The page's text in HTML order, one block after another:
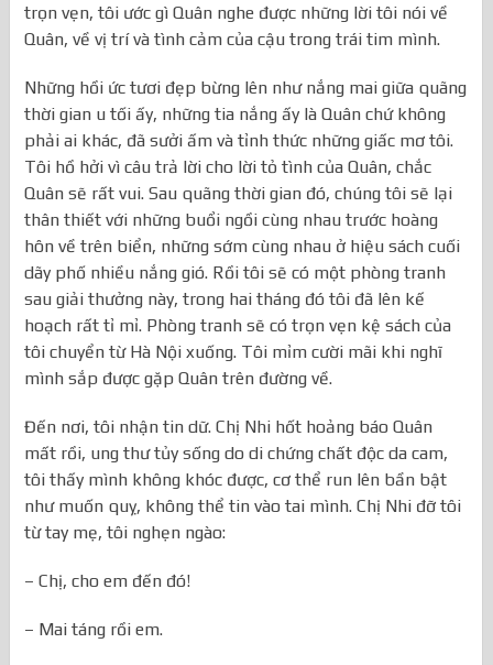
trọn vẹn, tôi ước gì Quân nghe được những lời tôi nói về
Quân, về vị trí và tình cảm của cậu trong trái tim mình.
Những hồi ức tươi đẹp bừng lên như nắng mai giữa quãng
thời gian u tối ấy, những tia nắng ấy là Quân chứ không
phải ai khác, đã sưởi ấm và tỉnh thức những giấc mơ tôi.
Tôi hồ hởi vì câu trả lời cho lời tỏ tình của Quân, chắc
Quân sẽ rất vui. Sau quãng thời gian đó, chúng tôi sẽ lại
thân thiết với những buổi ngồi cùng nhau trước hoàng
hôn về trên biển, những sớm cùng nhau ở hiệu sách cuối
dãy phố nhiều nắng gió. Rồi tôi sẽ có một phòng tranh
sau giải thưởng này, trong hai tháng đó tôi đã lên kế
hoạch rất tỉ mỉ. Phòng tranh sẽ có trọn vẹn kệ sách của
tôi chuyển từ Hà Nội xuống. Tôi mỉm cười mãi khi nghĩ
mình sắp được gặp Quân trên đường về.
Đến nơi, tôi nhận tin dữ. Chị Nhi hốt hoảng báo Quân
mất rồi, ung thư tủy sống do di chứng chất độc da cam,
tôi thấy mình không khóc được, cơ thể run lên bần bật
như muốn quỵ, không thể tin vào tai mình. Chị Nhi đỡ tôi
từ tay mẹ, tôi nghẹn ngào:
– Chị, cho em đến đó!
– Mai táng rồi em.